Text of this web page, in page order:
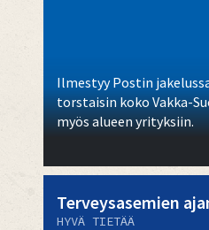
Ilmestyy Postin
torstaisin koko Vakka-
myös alueen yrityksiin.
Terveysasemien
HYVÄ TIETÄÄ